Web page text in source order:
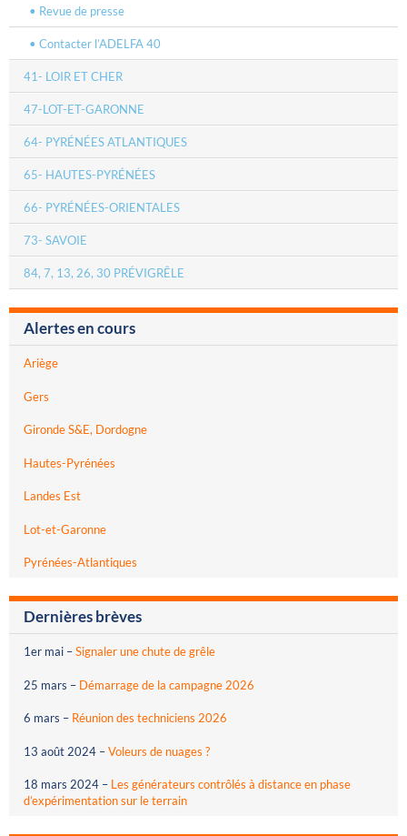
Revue de presse
Contacter l’ADELFA 40
41- LOIR ET CHER
47-LOT-ET-GARONNE
64- PYRÉNÉES ATLANTIQUES
65- HAUTES-PYRÉNÉES
66- PYRÉNÉES-ORIENTALES
73- SAVOIE
84, 7, 13, 26, 30 PRÉVIGRÊLE
Alertes en cours
Ariège
Gers
Gironde S&E, Dordogne
Hautes-Pyrénées
Landes Est
Lot-et-Garonne
Pyrénées-Atlantiques
Dernières brèves
1er mai –Signaler une chute de grêle
25 mars – Démarrage de la campagne 2026
6 mars – Réunion des techniciens 2026
13 août 2024 –Voleurs de nuages ?
18 mars 2024 – Les générateurs contrôlés à distance en phase
d’expérimentation sur le terrain